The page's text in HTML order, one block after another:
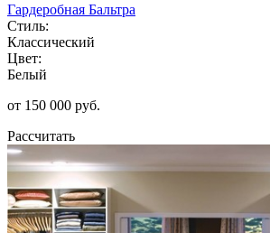
Гардеробная Бальтра
Стиль:
Классический
Цвет:
Белый
от 150 000 руб.
Рассчитать